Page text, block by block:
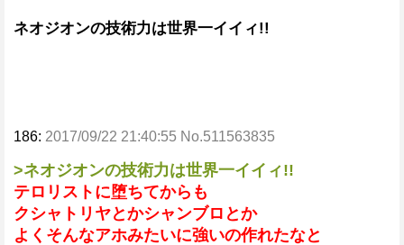
ネオジオンの技術力は世界一イイィ!!
186: 2017/09/22 21:40:55 No.511563835
>ネオジオンの技術力は世界一イイィ!!
テロリストに堕ちてからも
クシャトリヤとかシャンブロとか
よくそんなアホみたいに強いの作れたなと